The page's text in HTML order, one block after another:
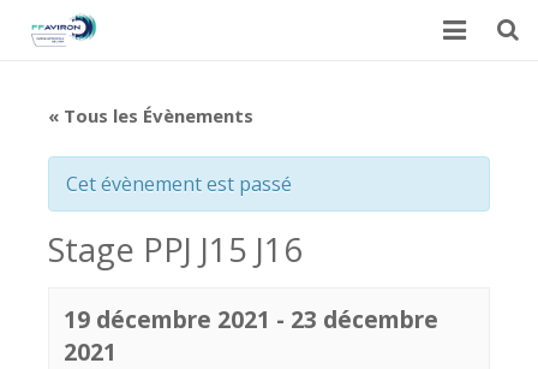
Galerie
Calendrier du CARML
Contact
« Tous les Évènements
Cet évènement est passé
Stage PPJ J15 J16
19 décembre 2021 - 23 décembre
2021